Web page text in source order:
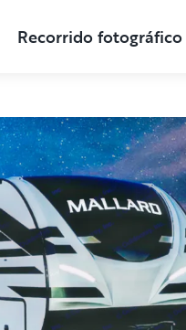
Recorrido fotográfico